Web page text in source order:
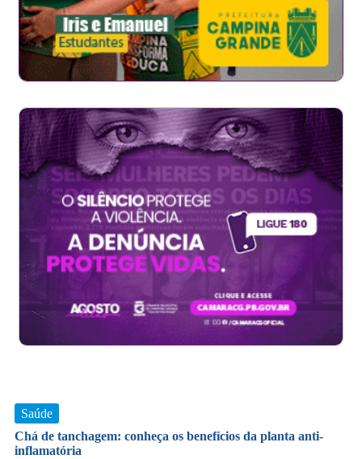
Saúde
Chá de tanchagem: conheça os benefícios da planta anti-
inflamatória